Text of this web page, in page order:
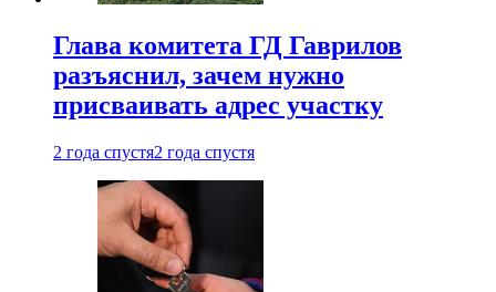
Глава комитета ГД Гаврилов
разъяснил, зачем нужно
присваивать адрес участку
2 года спустя2 года спустя